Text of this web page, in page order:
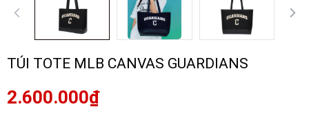
TÚI TOTE MLB CANVAS GUARDIANS
2.600.000₫